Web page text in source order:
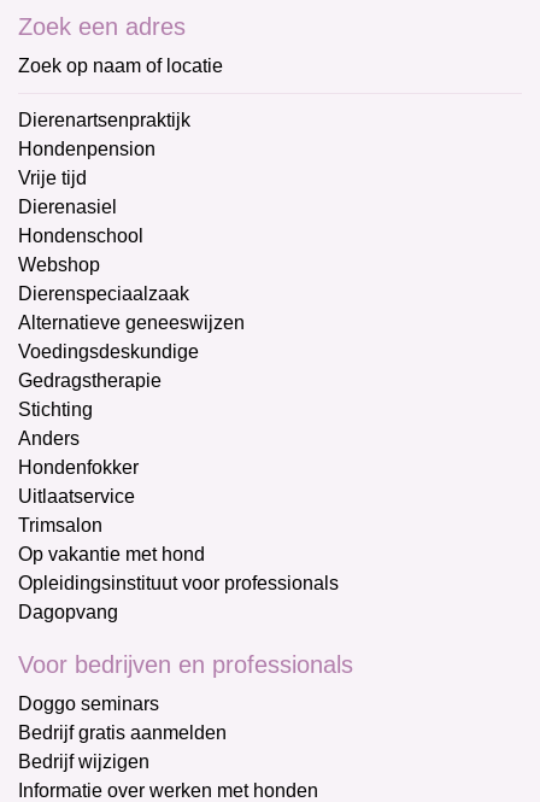
Zoek een adres
Zoek op naam of locatie
Dierenartsenpraktijk
Hondenpension
Vrije tijd
Dierenasiel
Hondenschool
Webshop
Dierenspeciaalzaak
Alternatieve geneeswijzen
Voedingsdeskundige
Gedragstherapie
Stichting
Anders
Hondenfokker
Uitlaatservice
Trimsalon
Op vakantie met hond
Opleidingsinstituut voor professionals
Dagopvang
Voor bedrijven en professionals
Doggo seminars
Bedrijf gratis aanmelden
Bedrijf wijzigen
Informatie over werken met honden